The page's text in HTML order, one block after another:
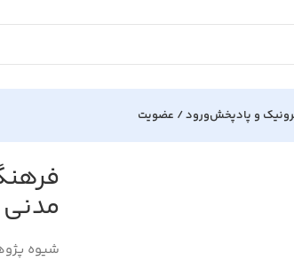
و پادپخشورود / عضویت
مدني
شیوه